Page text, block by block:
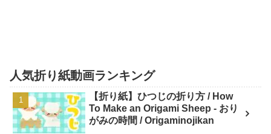
人気折り紙動画ランキング
【折り紙】ひつじの折り方 / How
To Make an Origami Sheep - おり
がみの時間 / Origaminojikan